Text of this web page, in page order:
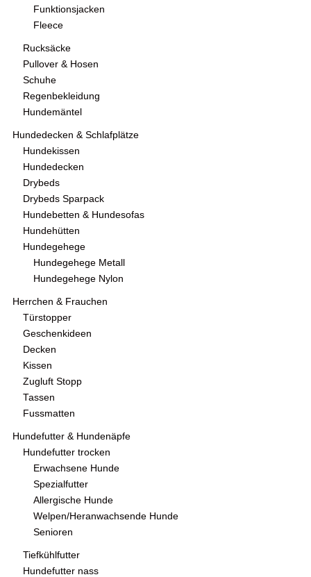
Funktionsjacken
Fleece
Rucksäcke
Pullover & Hosen
Schuhe
Regenbekleidung
Hundemäntel
Hundedecken & Schlafplätze
Hundekissen
Hundedecken
Drybeds
Drybeds Sparpack
Hundebetten & Hundesofas
Hundehütten
Hundegehege
Hundegehege Metall
Hundegehege Nylon
Herrchen & Frauchen
Türstopper
Geschenkideen
Decken
Kissen
Zugluft Stopp
Tassen
Fussmatten
Hundefutter & Hundenäpfe
Hundefutter trocken
Erwachsene Hunde
Spezialfutter
Allergische Hunde
Welpen/Heranwachsende Hunde
Senioren
Tiefkühlfutter
Hundefutter nass